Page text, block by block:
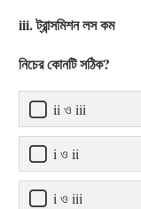
iii. ট্রান্সমিশন লস কম
নিচের কোনটি সঠিক?
ii ও iii
i ও ii
i ও iii